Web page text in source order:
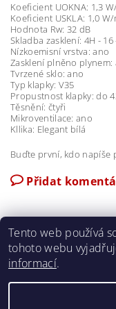
Koeficient UOKNA: 1,3
Koeficient USKLA: 1,0 W/
Hodnota Rw: 32 dB
Skladba zasklení: 4H - 16
Nízkoemisní vrstva: ano
Zasklení plněno plynem:
Tvrzené sklo: ano
Typ klapky: V35
Propustnost klapky: do
Těsnění: čtyři
Mikroventilace: ano
Kllika: Elegant bílá
Buďte první, kdo napíše
Přidat
Ochrana osobních údajů
Tento web používá
tohoto webu
informací.